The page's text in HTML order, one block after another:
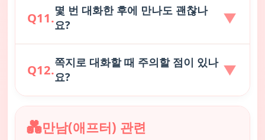
한 연락을 막기 위한 최소한의 장치입니다.
관리자가 쪽지 기능을 부여하게 되면 자유롭게 대
지처럼 실시간으로 주고받을 수 있습니다.
대화가 서로 맞지 않는다고 느껴지면 대화방에서
"매칭 해제"
를 누르시면 됩니다. 해제 시 상대방과
의 대화 내용은 모두 삭제되며, 다시 매칭되지 않습
니다. 무례한 대화나 불편한 상황이 있다면 신고 기
능을 이용해 주세요.
Q11.몇 번 대화한 후에 만나도 괜찮나
요?
▼
충분히 대화를 나누고 서로에 대해 어느 정도 파악
한 후, 양측이 동의하셨다면 만남(애프터)을 추천드
립니다. 처음 만남은공공장소, 낮 시간대를 권장하
은 방법입니다.
Q12.쪽지로 대화할 때 주의할 점이 있나
요?
▼
인정보(주소, 계좌, 주민번호 등)는 절대 공유하지
💑만남(애프터) 관련